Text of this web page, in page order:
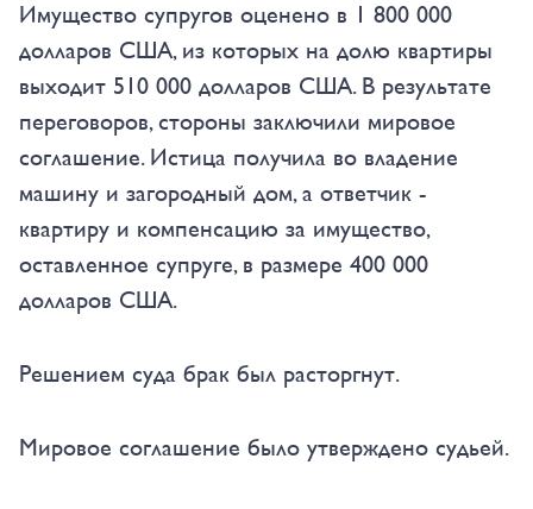
Имущество супругов оценено в 1 800 000
долларов США, из которых на долю квартиры
выходит 510 000 долларов США. В результате
переговоров, стороны заключили мировое
соглашение. Истица получила во владение
машину и загородный дом, а ответчик -
квартиру и компенсацию за имущество,
оставленное супруге, в размере 400 000
долларов США.
Решением суда брак был расторгнут.
Мировое соглашение было утверждено судьей.